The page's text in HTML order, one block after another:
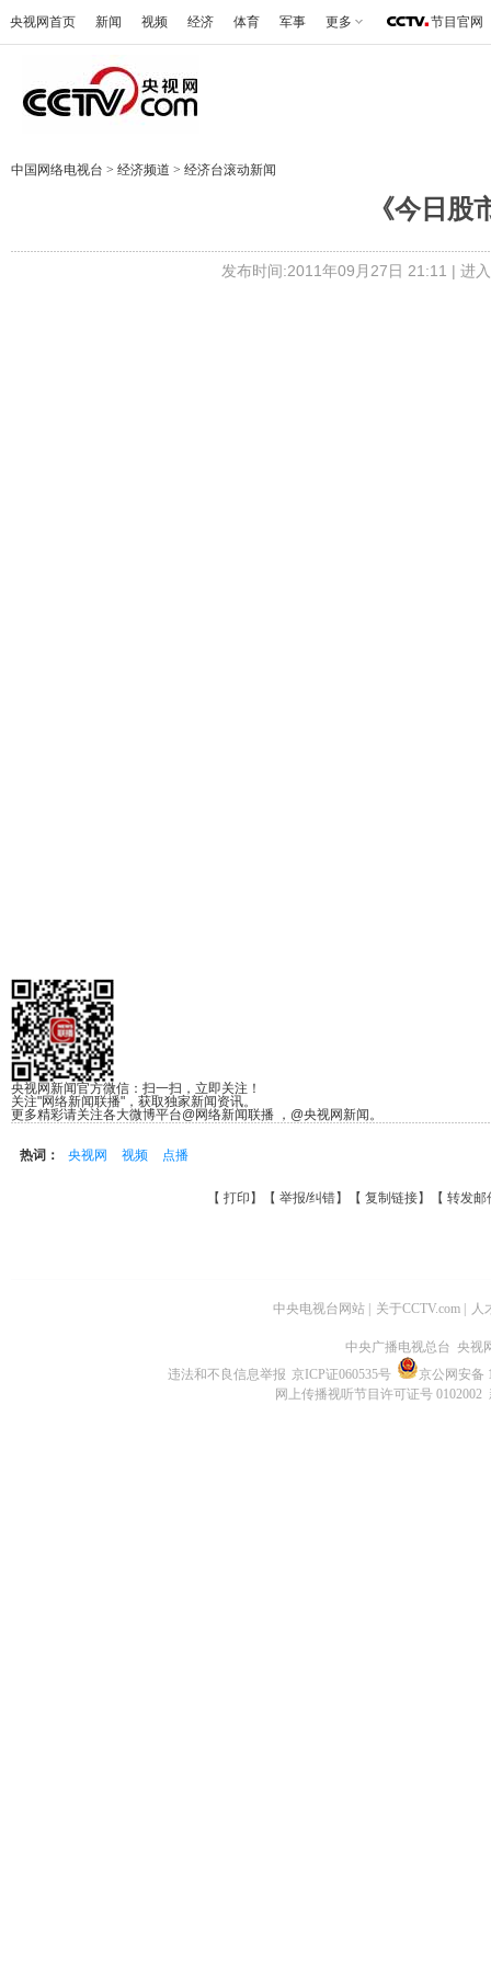
央视网首页 新闻 视频 经济 体育 军事 更多 节目官网
中国网络电视台 > 经济频道 > 经济台滚动新闻
《今日股
发布时间:2011年09月27日 21:11 | 进
央视网新闻官方微信：扫一扫，立即关注！
关注"网络新闻联播"，获取独家新闻资讯。
更多精彩请关注各大微博平台@网络新闻联播 ，@央视网新闻。
热词： 央视网 视频 点播
【 打印 】【 举报/纠错】【 复制链接】【 转发邮
中央电视台网站 关于CCTV.com 人
中央广播电视总台 央视
违法和不良信息举报 京ICP证060535号
京公网安备
网上传播视听节目许可证号 0102002